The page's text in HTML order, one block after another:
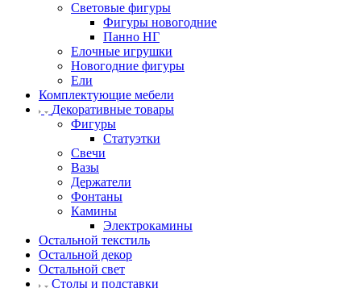
Световые фигуры
Фигуры новогодние
Панно НГ
Елочные игрушки
Новогодние фигуры
Ели
Комплектующие мебели
Декоративные товары
Фигуры
Статуэтки
Свечи
Вазы
Держатели
Фонтаны
Камины
Электрокамины
Остальной текстиль
Остальной декор
Остальной свет
Столы и подставки